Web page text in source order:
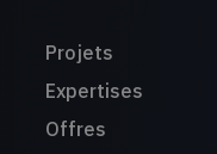
Projets
Expertises
Offres